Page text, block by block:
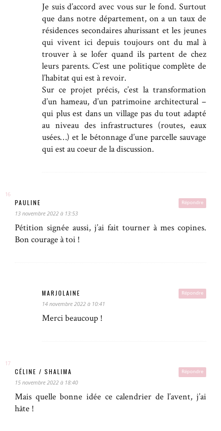
Je suis d’accord avec vous sur le fond. Surtout
que dans notre département, on a un taux de
résidences secondaires ahurissant et les jeunes
qui vivent ici depuis toujours ont du mal à
trouver à se lofer quand ils partent de chez
leurs parents. C’est une politique complète de
l’habitat qui est à revoir.
Sur ce projet précis, c’est la transformation
d’un hameau, d’un patrimoine architectural –
qui plus est dans un village pas du tout adapté
au niveau des infrastructures (routes, eaux
usées…) et le bétonnage d’une parcelle sauvage
qui est au coeur de la discussion.
Répondre
PAULINE
13 novembre 2022 à 13:53
Pétition signée aussi, j’ai fait tourner à mes copines.
Bon courage à toi !
Répondre
MARJOLAINE
14 novembre 2022 à 10:41
Merci beaucoup !
Répondre
CÉLINE / SHALIMA
15 novembre 2022 à 18:40
Mais quelle bonne idée ce calendrier de l’avent, j’ai
hâte !